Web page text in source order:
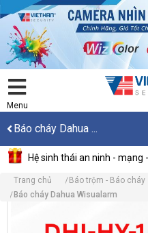
Menu
Báo cháy Dahua ...
Hệ sinh thái an ninh - mạng
Trang chủ Báo trộm - Báo cháy
Báo cháy Dahua Wisualarm